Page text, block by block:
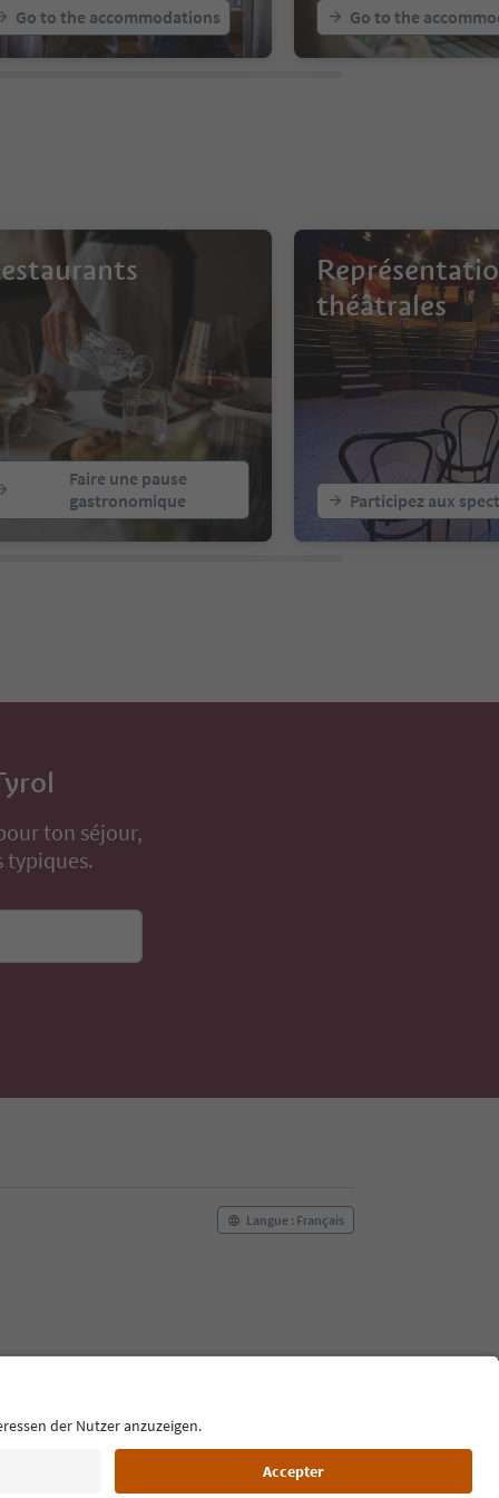
Go to the accommodations Go to the
Faire une pause
gastronomique
théâtrales
Participez aux
ton séjour,
typiques.
Langue : Français